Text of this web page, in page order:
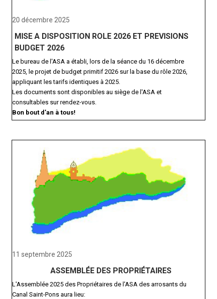
20 décembre 2025
MISE A DISPOSITION ROLE 2026 ET PREVISIONS
BUDGET 2026
Le bureau de l'ASA a établi, lors de la séance du 16 décembre
2025, le projet de budget primitif 2026 sur la base du rôle 2026,
appliquant les tarifs identiques à 2025.
Les documents sont disponibles au siège de l'ASA et
consultables sur rendez-vous.
Bon bout d'an à tous!
11 septembre 2025
ASSEMBLÉE DES PROPRIÉTAIRES
L'Assemblée 2025 des Propriétaires de l'ASA des arrosants du
Canal Saint-Pons aura lieu: